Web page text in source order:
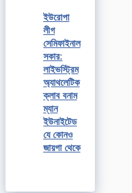
ইউরোপা
লীগ
সেমিফাইনাল
সকার:
লাইভস্ট্রিম
অ্যাথলেটিক
ক্লাব বনাম
ম্যান
ইউনাইটেড
যে কোনও
জায়গা থেকে